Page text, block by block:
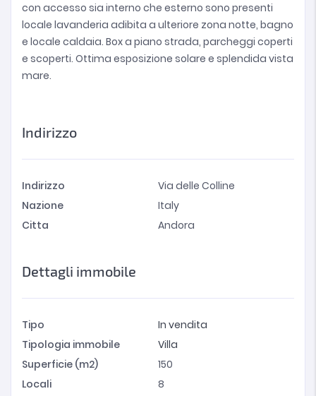
con accesso sia interno che esterno sono presenti
locale lavanderia adibita a ulteriore zona notte, bagno
e locale caldaia. Box a piano strada, parcheggi coperti
e scoperti. Ottima esposizione solare e splendida vista
mare.
Indirizzo
Indirizzo
Via delle Colline
Nazione
Italy
Citta
Andora
Dettagli immobile
Tipo
In vendita
Tipologia immobile
Villa
Superficie (m2)
150
Locali
8